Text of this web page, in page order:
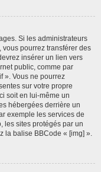
Si les administrateurs
vous pourrez transférer des
insérer un lien vers
public, comme par
». Vous ne pourrez
sur votre propre
soit en lui-même un
hébergées derrière un
exemple les services de
les sites protégés par un
la balise BBCode « [img] ».